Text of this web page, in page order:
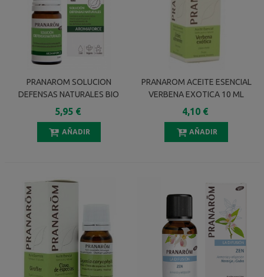
PRANAROM SOLUCION
DEFENSAS NATURALES BIO
AROMAFORCE 5 ML
5,95 €
AÑADIR
PRANAROM ACEITE ESENCIAL
VERBENA EXOTICA 10 ML
4,10 €
AÑADIR